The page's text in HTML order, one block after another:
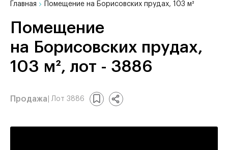
Главная Помещение на Борисовских прудах, 103 м²
Помещение
на Борисовских прудах,
103 м², лот - 3886
Продажа | Лот 3886